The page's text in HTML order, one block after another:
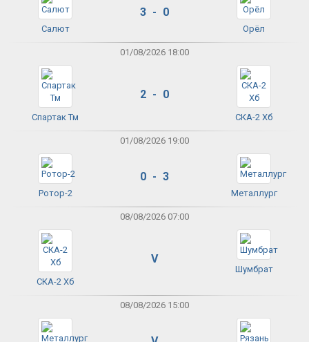
Салют
3 - 0
Орёл
01/08/2026 18:00
Спартак Тм
2 - 0
СКА-2 Хб
01/08/2026 19:00
Ротор-2
0 - 3
Металлург
08/08/2026 07:00
СКА-2 Хб
V
Шумбрат
08/08/2026 15:00